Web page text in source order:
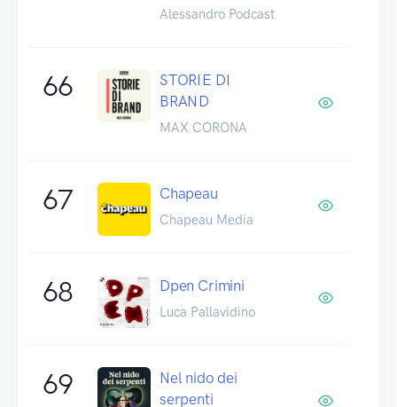
Alessandro Podcast
66
STORIE DI
BRAND
MAX CORONA
67 Chapeau
Chapeau Media
68 Dpen Crimini
Luca Pallavidino
69
Nel nido dei
serpenti